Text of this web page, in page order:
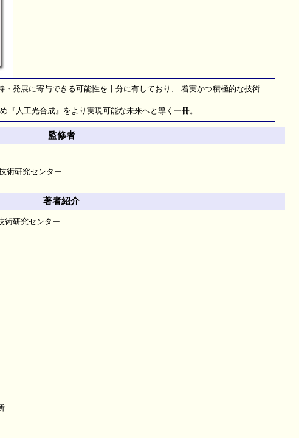
・発展に寄与できる可能性を十分に有しており、 着実かつ積極的な技術
『人工光合成』をより実現可能な未来へと導く一冊。
監修者
術研究センター
著者紹介
術研究センター